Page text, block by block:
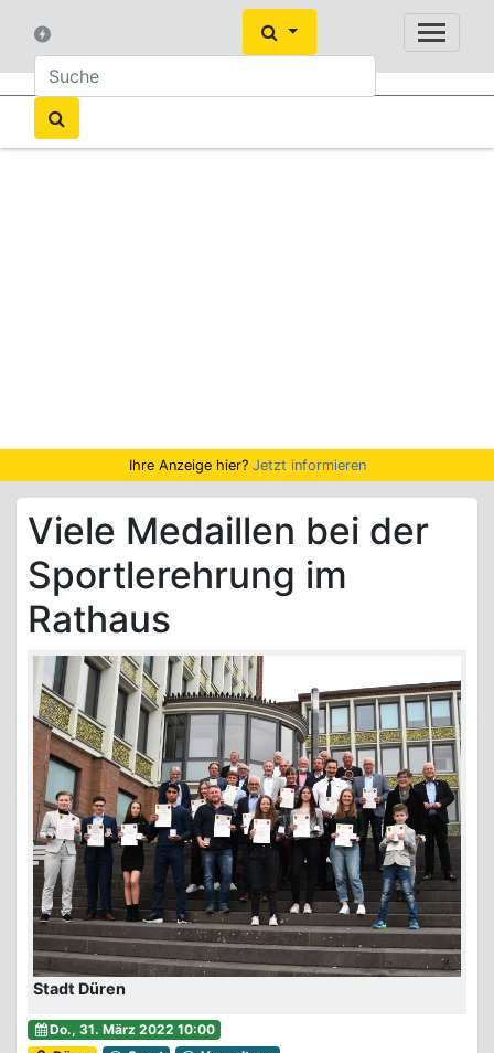
Ihre Anzeige hier? Jetzt informieren
Viele Medaillen bei der
Sportlerehrung im
Rathaus
Stadt Düren
Do., 31. März 2022 10:00